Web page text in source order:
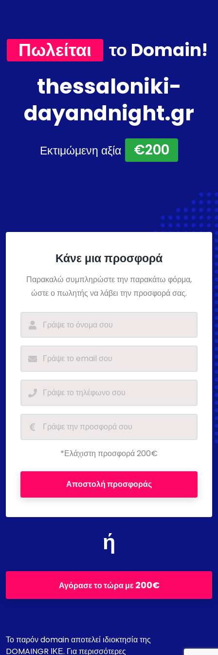
Πωλείται το Domain!
thessaloniki-
dayandnight.gr
Εκτιμώμενη αξία €200
Κάνε μια προσφορά
Παρακαλώ συμπληρώστε την παρακάτω φόρμα,
ώστε ο πωλητής να λάβει την προσφορά σας.
*Ελάχιστη προσφορά 200€
Αποστολή προσφοράς
ή
Αγόρασε το τώρα με200€
Το παρόν domain αποτελεί ιδιοκτησία της
DOMAINGR ΙΚΕ. Για περισσότερες